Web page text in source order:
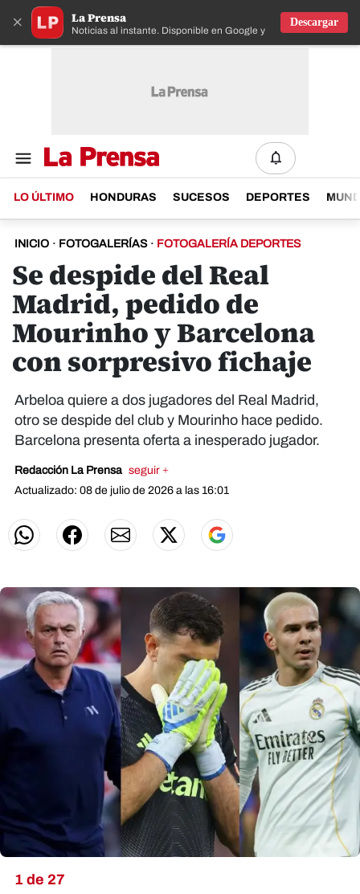
× La Prensa
Noticias al instante. Disponible en Google y IOS
Descargar
LO ÚLTIMO HONDURAS SUCESOS DEPORTES
INICIO · FOTOGALERÍAS · FOTOGALERÍA DEPORTES
Se despide del Real
Madrid, pedido de
Mourinho y Barcelona
con sorpresivo fichaje
Arbeloa quiere a dos jugadores del Real Madrid,
otro se despide del club y Mourinho hace pedido.
Barcelona presenta oferta a inesperado jugador.
Redacción La Prensa seguir +
Actualizado: 08 de julio de 2026 a las 16:01
1 de 27
X